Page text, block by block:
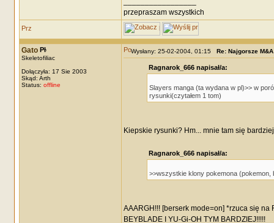
przepraszam wszystkich
Gato
Skeletofiliac
Dołączyła: 17 Sie 2003
Skąd: Arth
Status: offline
Wysłany: 25-02-2004, 01:15 Re: Najgorsze M&A
Ragnarok_666 napisał/a:
Slayers manga (ta wydana w pl)>> w
rysunki(czytałem 1 tom)
Kiepskie rysunki? Hm... mnie tam się
Ragnarok_666 napisał/a:
>>wszystkie klony pokemona (pokemon,
AAARGH!!! [berserk mode=on] *rzuca się na
BEYBLADE I YU-Gi-OH TYM BARDZIEJ!!!!!